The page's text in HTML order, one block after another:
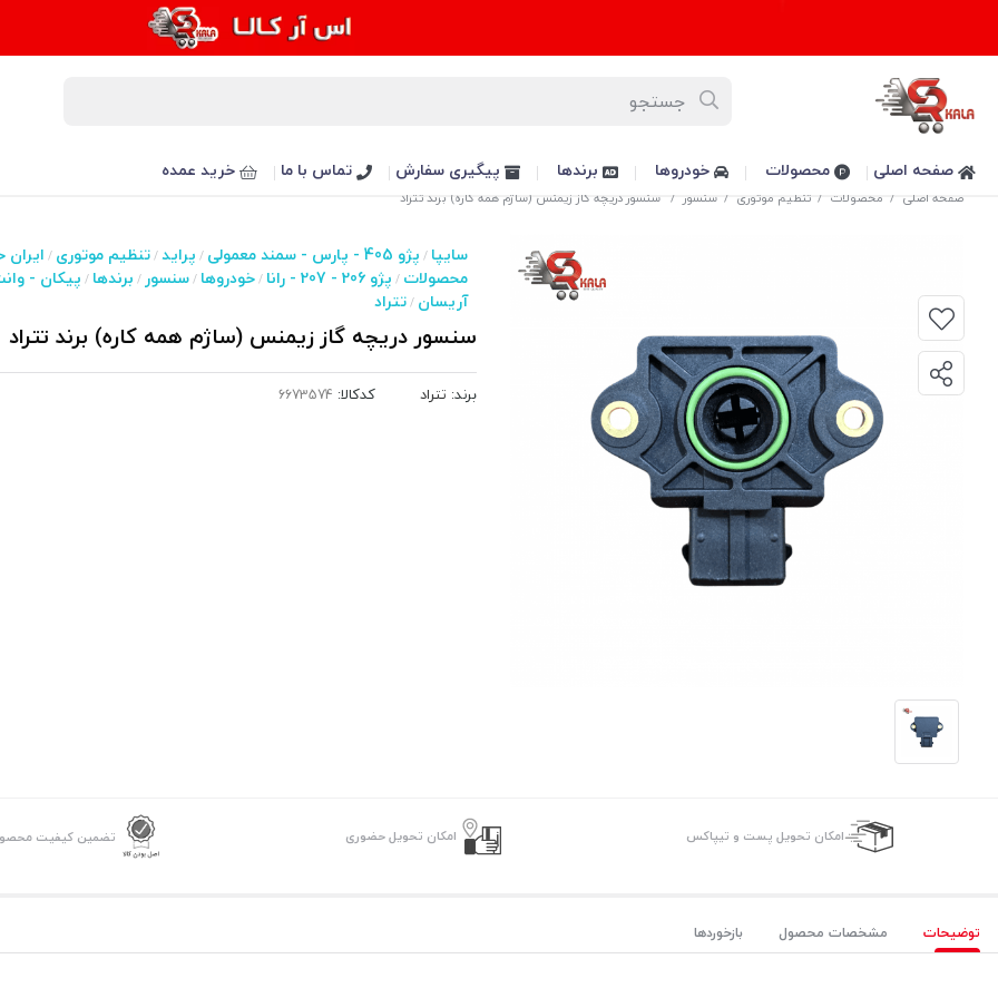
صفحه اصلی محصولات خودروها برندها پیگیری سفارش تماس با ما خرید عمده
صفحه اصلی / محصولات / تنظیم موتوری / سنسور / سنسور دریچه گاز زیمنس (ساژم همه کاره) برند تتراد
سایپا / پژو 405 - پارس - سمند معمولی / پراید/تنظیم موتوری / ایران
محصولات / پژو 206 - 207 - رانا /خودروها /سنسور/ برندها / پیکان -
آریسان /تتراد
سنسور دریچه گاز زیمنس (ساژم همه کاره) برند تتراد
برند: تتراد کدکالا:
امکان تحویل پست و تیپاکس امکان تحویل حضوری تضمین کیفیت
توضیحات مشخصات محصول بازخوردها